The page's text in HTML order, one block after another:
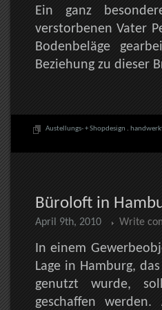
Ein ganz
verstorbenen Vater
Bodenbeläge
Beziehung zu dieser
Austellungs- + Shopdesign .
Büroloft in
April 9th, 2010 Write
In einem
Lage in Hamburg,
genutzt wurde,
geschaffen